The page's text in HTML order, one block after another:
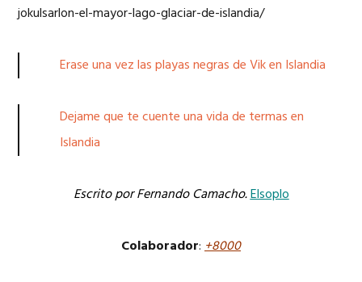
jokulsarlon-el-mayor-lago-glaciar-de-islandia/
Erase una vez las playas negras de Vik en Islandia
Dejame que te cuente una vida de termas en
Islandia
Escrito por Fernando Camacho.Elsoplo
Colaborador:+8000